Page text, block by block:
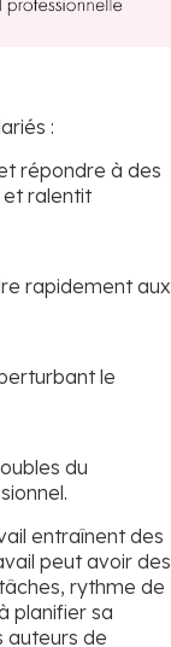
:
répondre à des
et ralentit
rapidement aux
le
du
entraînent des
peut avoir des
rythme de
planifier sa
auteurs de